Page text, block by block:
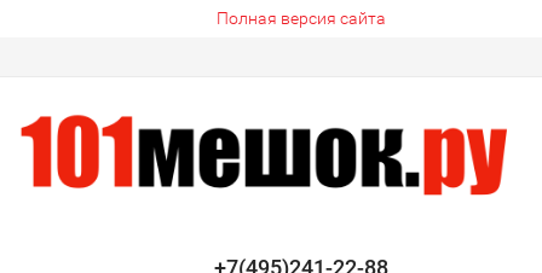
Полная версия сайта